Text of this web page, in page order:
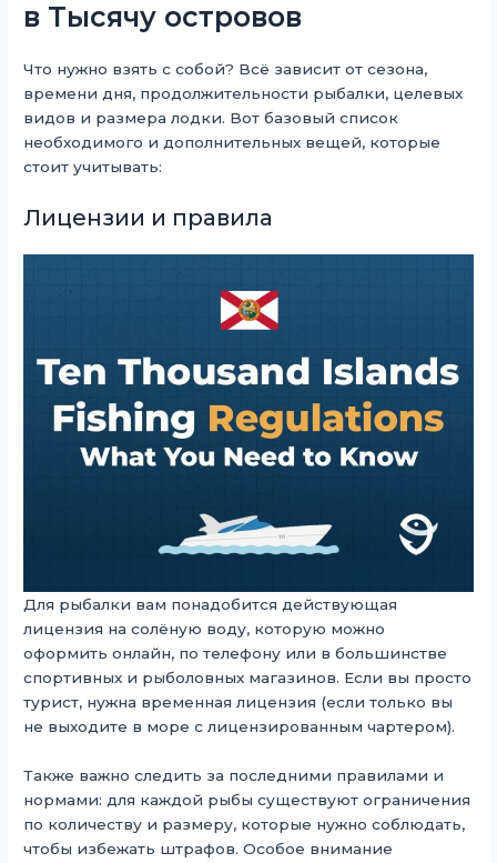
в Тысячу островов
Что нужно взять с собой? Всё зависит от сезона,
времени дня, продолжительности рыбалки, целевых
видов и размера лодки. Вот базовый список
необходимого и дополнительных вещей, которые
стоит учитывать:
Лицензии и правила
Для рыбалки вам понадобится действующая
лицензия на солёную воду, которую можно
оформить онлайн, по телефону или в большинстве
спортивных и рыболовных магазинов. Если вы просто
турист, нужна временная лицензия (если только вы
не выходите в море с лицензированным чартером).
Также важно следить за последними правилами и
нормами: для каждой рыбы существуют ограничения
по количеству и размеру, которые нужно соблюдать,
чтобы избежать штрафов. Особое внимание